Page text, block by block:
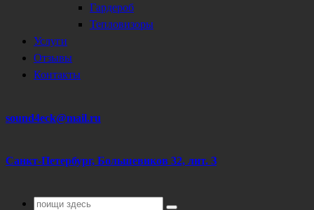
Гардероб
Тепловизоры
Услуги
Отзывы
Контакты
sound4eck@mail.ru
Санкт-Петербург, Большевиков 32, лит. З
Поиск